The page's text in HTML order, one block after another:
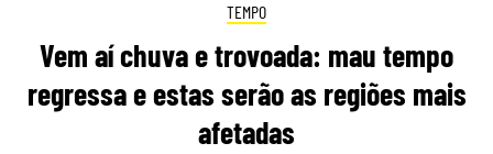
TEMPO
Vem aí chuva e trovoada: mau tempo
regressa e estas serão as regiões mais
afetadas